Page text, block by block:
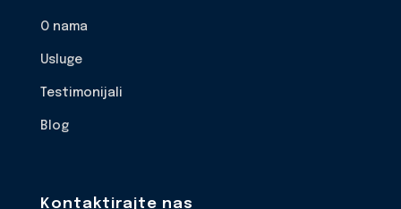
O nama
Usluge
Testimonijali
Blog
Kontaktirajte nas